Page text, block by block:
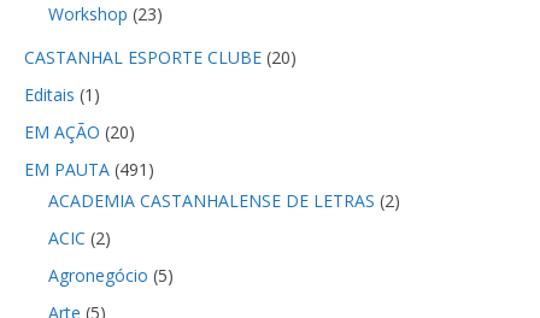
Workshop (23)
CASTANHAL ESPORTE CLUBE(20)
Editais (1)
EM AÇÃO (20)
EM PAUTA(491)
ACADEMIA CASTANHALENSE DE LETRAS (2)
ACIC (2)
Agronegócio (5)
Arte (5)